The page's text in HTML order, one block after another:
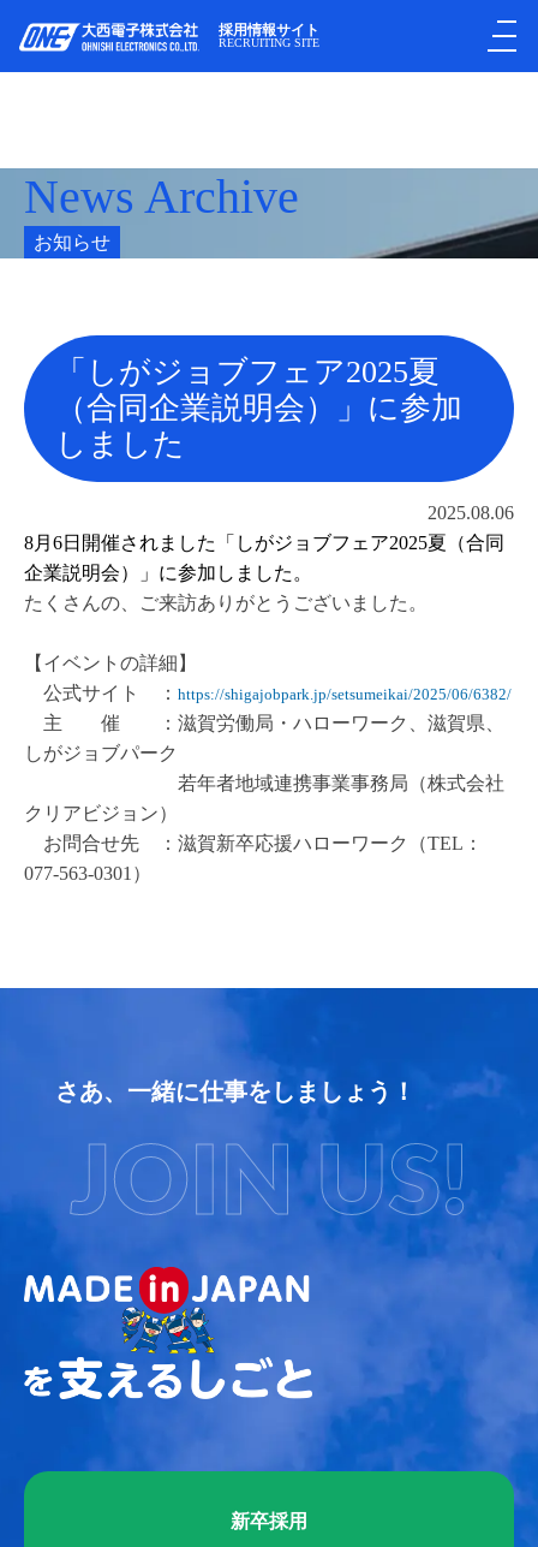
採用情報サイト
RECRUITING SITE
News Archive
お知らせ
「しがジョブフェア2025夏
（合同企業説明会）」に参加
しました
2025.08.06
8月6日開催されました「しがジョブフェア2025夏（合同
企業説明会）」に参加しました。
たくさんの、ご来訪ありがとうございました。
【イベントの詳細】
公式サイト ： https://shigajobpark.jp/setsumeikai/2025/06/6382/
主 催 ：滋賀労働局・ハローワーク、滋賀県、
しがジョブパーク
若年者地域連携事業事務局（株式会社
クリアビジョン）
お問合せ先 ：滋賀新卒応援ハローワーク（TEL：
077-563-0301）
さあ、一緒に仕事をしましょう！
JOIN US!
新卒採用